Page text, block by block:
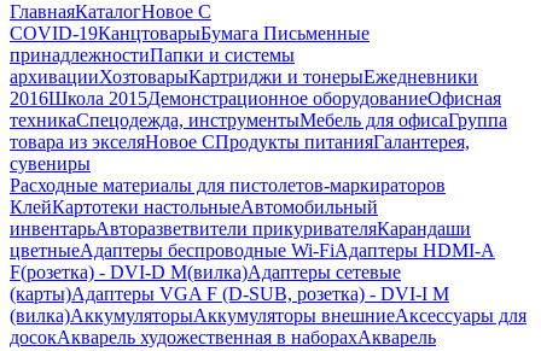
ГлавнаяКаталогНовое С
COVID-19КанцтоварыБумага Письменные
принадлежностиПапки и системы
архивацииХозтоварыКартриджи и тонерыЕжедневники
2016Школа 2015Демонстрационное оборудованиеОфисная
техникаСпецодежда, инструментыМебель для офисаГруппа
товара из экселяНовое СПродукты питанияГалантерея,
сувениры
Расходные материалы для пистолетов-маркираторов
КлейКартотеки настольныеАвтомобильный
инвентарьАвторазветвители прикуривателяКарандаши
цветныеАдаптеры беспроводные Wi-FiАдаптеры HDMI-A
F(розетка) - DVI-D M(вилка)Адаптеры сетевые
(карты)Адаптеры VGA F (D-SUB, розетка) - DVI-I M
(вилка)АккумуляторыАккумуляторы внешниеАксессуары для
досокАкварель художественная в наборахАкварель